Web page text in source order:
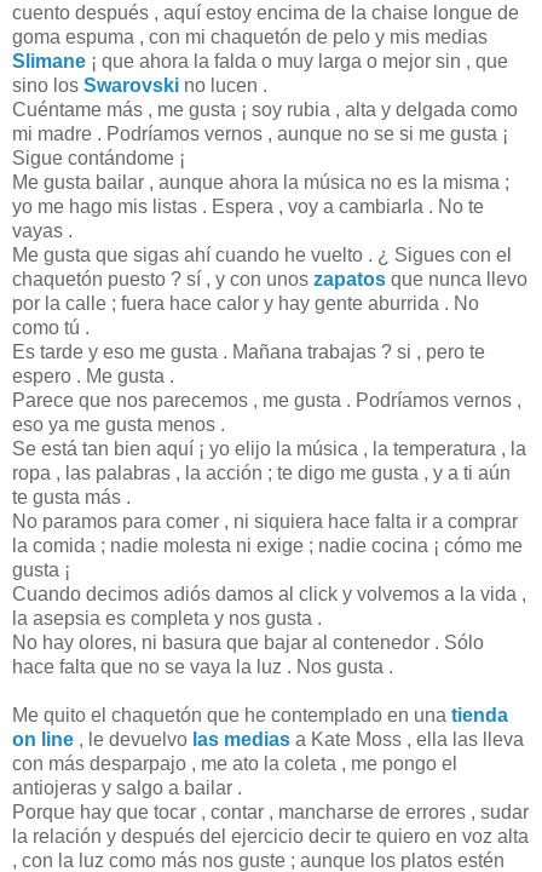
cuento después , aquí estoy encima de la chaise longue de
goma espuma , con mi chaquetón de pelo y mis medias
Slimane ¡ que ahora la falda o muy larga o mejor sin , que
sino los Swarovski no lucen .
Cuéntame más , me gusta ¡ soy rubia , alta y delgada como
mi madre . Podríamos vernos , aunque no se si me gusta ¡
Sigue contándome ¡
Me gusta bailar , aunque ahora la música no es la misma ;
yo me hago mis listas . Espera , voy a cambiarla . No te
vayas .
Me gusta que sigas ahí cuando he vuelto . ¿ Sigues con el
chaquetón puesto ? sí , y con unos zapatos que nunca llevo
por la calle ; fuera hace calor y hay gente aburrida . No
como tú .
Es tarde y eso me gusta . Mañana trabajas ? si , pero te
espero . Me gusta .
Parece que nos parecemos , me gusta . Podríamos vernos ,
eso ya me gusta menos .
Se está tan bien aquí ¡ yo elijo la música , la temperatura , la
ropa , las palabras , la acción ; te digo me gusta , y a ti aún
te gusta más .
No paramos para comer , ni siquiera hace falta ir a comprar
la comida ; nadie molesta ni exige ; nadie cocina ¡ cómo me
gusta ¡
Cuando decimos adiós damos al click y volvemos a la vida ,
la asepsia es completa y nos gusta .
No hay olores, ni basura que bajar al contenedor . Sólo
hace falta que no se vaya la luz . Nos gusta .
Me quito el chaquetón que he contemplado en una tienda
on line , le devuelvo las medias a Kate Moss , ella las lleva
con más desparpajo , me ato la coleta , me pongo el
antiojeras y salgo a bailar .
Porque hay que tocar , contar , mancharse de errores , sudar
la relación y después del ejercicio decir te quiero en voz alta
, con la luz como más nos guste ; aunque los platos estén